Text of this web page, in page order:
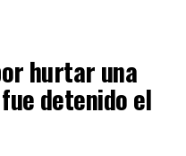
hurtar una
detenido el